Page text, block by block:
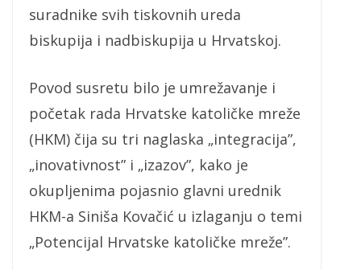
suradnike svih tiskovnih ureda
biskupija i nadbiskupija u Hrvatskoj.
Povod susretu bilo je umrežavanje i
početak rada Hrvatske katoličke mreže
(HKM) čija su tri naglaska „integracija”,
„inovativnost” i „izazov”, kako je
okupljenima pojasnio glavni urednik
HKM-a Siniša Kovačić u izlaganju o temi
„Potencijal Hrvatske katoličke mreže”.